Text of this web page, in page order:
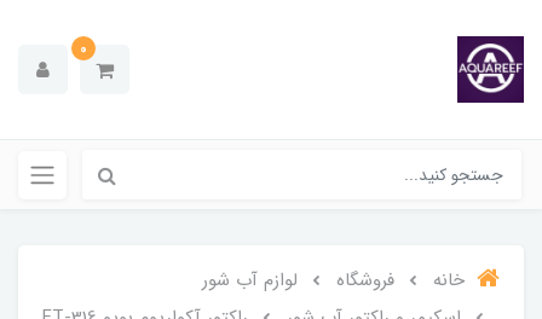
0
خانه فروشگاه
لوازم آب شور